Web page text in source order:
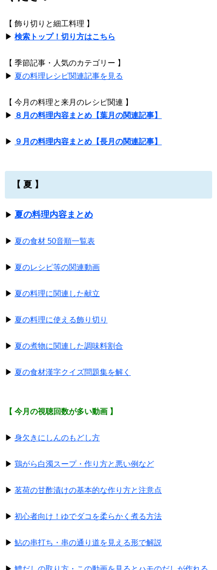
【 飾り切りと細工料理 】
▶ 検索トップ！切り方はこちら
【 季節記事・人気のカテゴリー 】
▶ 夏の料理レシピ関連記事を見る
【 今月の料理と来月のレシピ関連 】
▶ ８月の料理内容まとめ【葉月の関連記事】
▶ ９月の料理内容まとめ【長月の関連記事】
【 夏 】
▶ 夏の料理内容まとめ
▶ 夏の食材 50音順一覧表
▶ 夏のレシピ等の関連動画
▶ 夏の料理に関連した献立
▶ 夏の料理に使える飾り切り
▶ 夏の煮物に関連した調味料割合
▶ 夏の食材漢字クイズ問題集を解く
【 今月の視聴回数が多い動画 】
▶ 身欠きにしんのもどし方
▶ 鶏がら白濁スープ・作り方と悪い例など
▶ 茗荷の甘酢漬けの基本的な作り方と注意点
▶ 初心者向け！ゆでダコを柔らかく煮る方法
▶ 鮎の串打ち・串の通り道を見える形で解説